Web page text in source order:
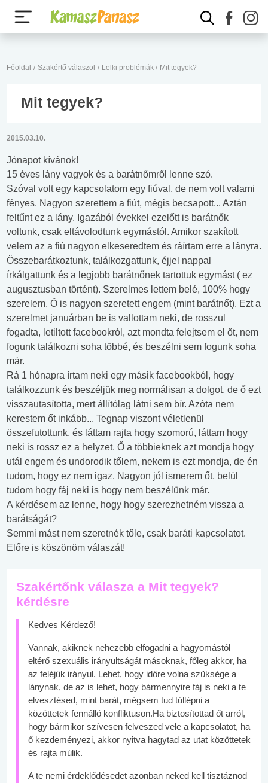
Főoldal / Szakértő válaszol / Lelki problémák / Mit tegyek?
Mit tegyek?
2015.03.10.
Jónapot kívánok!
15 éves lány vagyok és a barátnőmről lenne szó.
Szóval volt egy kapcsolatom egy fiúval, de nem volt valami
fényes. Nagyon szerettem a fiút, mégis becsapott... Aztán
feltűnt ez a lány. Igazából évekkel ezelőtt is barátnők
voltunk, csak eltávolodtunk egymástól. Amikor szakított
velem az a fiú nagyon elkeseredtem és ráírtam erre a lányra.
Összebarátkoztunk, találkozgattunk, éjjel nappal
írkálgattunk és a legjobb barátnőnek tartottuk egymást ( ez
augusztusban történt). Szerelmes lettem belé, 100% hogy
szerelem. Ő is nagyon szeretett engem (mint barátnőt). Ezt a
szerelmet januárban be is vallottam neki, de rosszul
fogadta, letiltott facebookról, azt mondta felejtsem el őt, nem
fogunk találkozni soha többé, és beszélni sem fogunk soha
már.
Rá 1 hónapra írtam neki egy másik facebookból, hogy
találkozzunk és beszéljük meg normálisan a dolgot, de ő ezt
visszautasította, mert állítólag látni sem bír. Azóta nem
kerestem őt inkább... Tegnap viszont véletlenül
összefutottunk, és láttam rajta hogy szomorú, láttam hogy
neki is rossz ez a helyzet. Ő a többieknek azt mondja hogy
utál engem és undorodik tőlem, nekem is ezt mondja, de én
tudom, hogy ez nem igaz. Nagyon jól ismerem őt, belül
tudom hogy fáj neki is hogy nem beszélünk már.
A kérdésem az lenne, hogy hogy szerezhetném vissza a
barátságát?
Semmi mást nem szeretnék tőle, csak baráti kapcsolatot.
Előre is köszönöm válaszát!
Szakértőnk válasza a Mit tegyek?
kérdésre
Kedves Kérdező!
Vannak, akiknek nehezebb elfogadni a hagyomástól
eltérő szexuális irányultságát másoknak, főleg akkor, ha
az feléjük irányul. Lehet, hogy időre volna szüksége a
lánynak, de az is lehet, hogy bármennyire fáj is neki a te
elvesztésed, mint barát, mégsem tud túllépni a
közöttetek fennálló konfliktuson.Ha biztosítottad őt arról,
hogy bármikor szívesen felveszed vele a kapcsolatot, ha
ő kezdeményezi, akkor nyitva hagytad az utat közöttetek
és rajta múlik.
A te nemi érdeklődésedet azonban neked kell tisztáznod